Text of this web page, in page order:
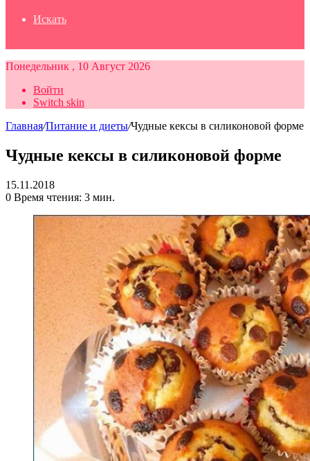
Искать
Понедельник , 10 Август 2026
Войти
Switch skin
Главная/Питание и диеты/Чудные кексы в силиконовой форме
Чудные кексы в силиконовой форме
15.11.2018
0 Время чтения: 3 мин.